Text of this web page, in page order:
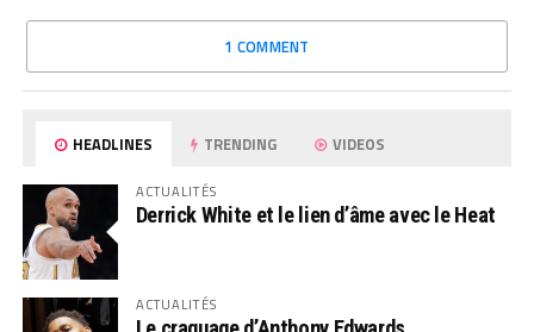
1 COMMENT
HEADLINES TRENDING VIDEOS
ACTUALITÉS
Derrick White et le lien d’âme avec le Heat
ACTUALITÉS